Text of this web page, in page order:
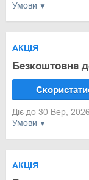
Умови
Умови
АКЦІЯ
Безкоштовна
Діє до 30 Вер, 2026
АКЦІЯ